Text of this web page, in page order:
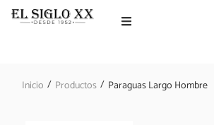
Inicio / Productos / Paraguas Largo Hombre